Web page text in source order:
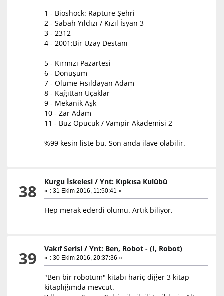
1 - Bioshock: Rapture Şehri
2 - Sabah Yıldızı / Kızıl İsyan 3
3 - 2312
4 - 2001:Bir Uzay Destanı
5 - Kırmızı Pazartesi
6 - Dönüşüm
7 - Ölüme Fısıldayan Adam
8 - Kağıttan Uçaklar
9 - Mekanik Aşk
10 - Zar Adam
11 - Buz Öpücük / Vampir Akademisi 2
%99 kesin liste bu. Son anda ilave olabilir.
38 Kurgu İskelesi /Ynt: Kıpkısa Kulübü
« : 31 Ekim 2016, 11:50:41 »
Hep merak ederdi ölümü. Artık biliyor.
39 Vakıf Serisi /Ynt: Ben, Robot - (I, Robot)
« : 30 Ekim 2016, 20:37:36 »
"Ben bir robotum" kitabı hariç diğer 3 kitap
kitaplığımda mevcut.